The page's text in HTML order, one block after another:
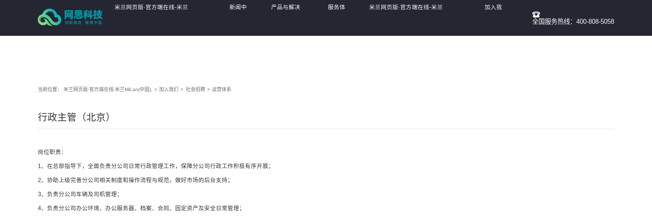
米兰网页版·官方端在线-米兰 新闻中 产品与解决 服务体 米兰网页版·官方端在线-米兰 加入我
全国服务热线：400-808-5058
当前位置： 米兰网页版·官方端在线-米兰MiLan(中国), > 加入我们 > 社会招聘 > 运营体系
行政主管（北京）
岗位职责：
1、在总部指导下，全面负责分公司日常行政管理工作，保障分公司行政工作积极有序开展；
2、协助上级完善分公司相关制度和操作流程与规范，做好市场的后台支持；
3、负责分公司车辆及司机管理；
4、负责分公司办公环境、办公服务器、档案、合同、固定资产及安全日常管理；